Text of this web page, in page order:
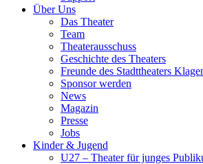
Über Uns
Das Theater
Team
Theaterausschuss
Geschichte des Theaters
Freunde des Stadttheaters
Sponsor werden
News
Magazin
Presse
Jobs
Kinder & Jugend
U27 – Theater für junges